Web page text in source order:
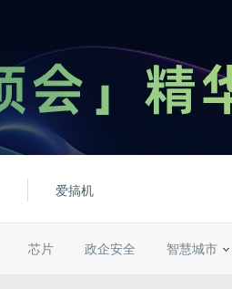
爱搞机
芯片 政企安全 智慧城市